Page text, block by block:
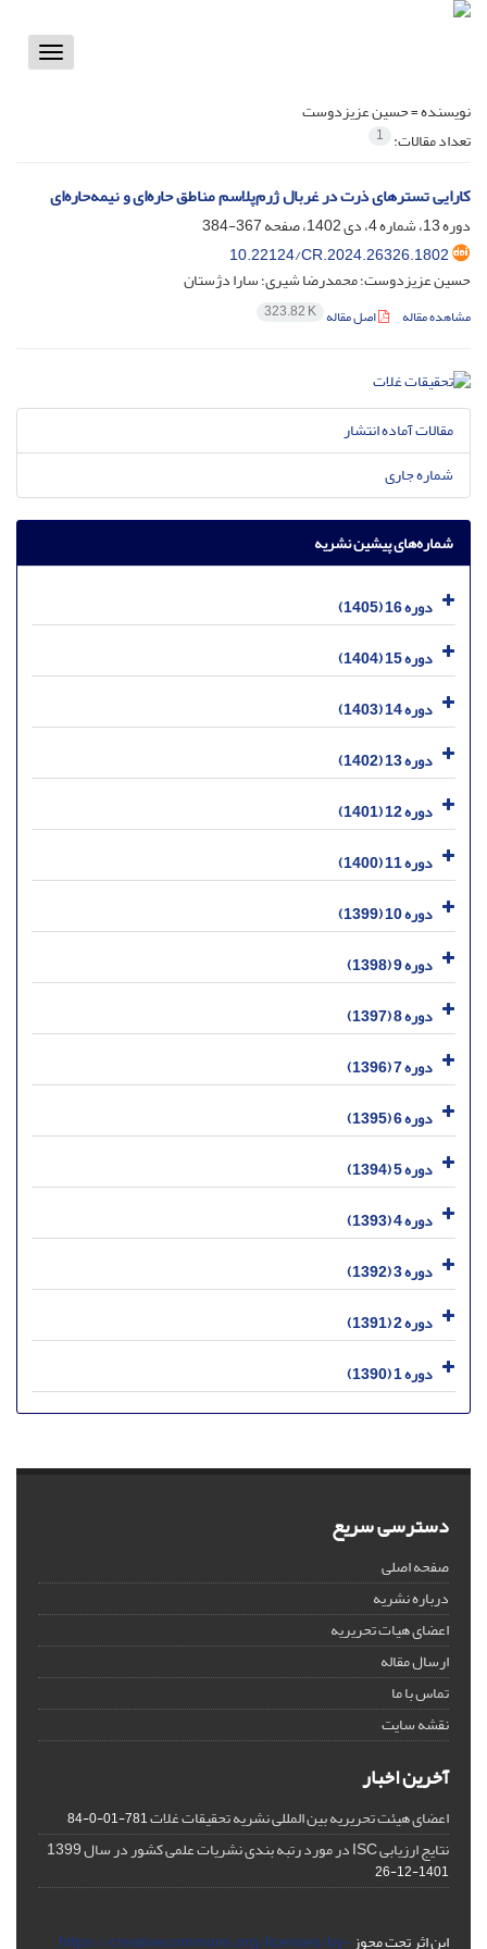
Toggle
نویسنده =حسین عزیزدوست
تعداد مقالات: 1
کارایی تسترهای ذرت در غربال ژرم‌‌‌پلاسم مناطق حاره‌ای و نیمه‌حاره‌ای
دوره 13، شماره 4، دی 1402، صفحه
367-384
10.22124/CR.2024.26326.1802
حسین عزیزدوست؛ محمدرضا شیری؛ سارا دژستان
مشاهده مقاله اصل مقاله 323.82 K
مقالات آماده انتشار
شماره جاری
شماره‌های پیشین نشریه
دوره 16 (1405)
دوره 15 (1404)
دوره 14 (1403)
دوره 13 (1402)
دوره 12 (1401)
دوره 11 (1400)
دوره 10 (1399)
دوره 9 (1398)
دوره 8 (1397)
دوره 7 (1396)
دوره 6 (1395)
دوره 5 (1394)
دوره 4 (1393)
دوره 3 (1392)
دوره 2 (1391)
دوره 1 (1390)
دسترسی سریع
صفحه اصلی
درباره نشریه
اعضای هیات تحریریه
ارسال مقاله
تماس با ما
نقشه سایت
آخرین اخبار
اعضای هیئت تحریریه بین المللی نشریه تحقیقات غلات781-01-0-84
نتایج ارزیابی ISC در مورد رتبه بندی نشریات علمی کشور در سال 1399
1401-12-26
این اثر تحت مجوزhttps://creativecommons.org/licenses/by-